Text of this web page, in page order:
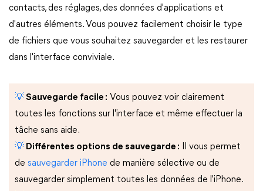
contacts, des réglages, des données d'applications et
d'autres éléments. Vous pouvez facilement choisir le type
de fichiers que vous souhaitez sauvegarder et les restaurer
dans l'interface conviviale.
💡Sauvegarde facile : Vous pouvez voir clairement
toutes les fonctions sur l'interface et même effectuer la
tâche sans aide.
💡 Différentes options de sauvegarde : Il vous permet
de sauvegarder iPhone de manière sélective ou de
sauvegarder simplement toutes les données de l'iPhone.